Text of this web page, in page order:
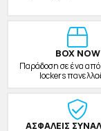
BOX NOW
Παράδοση σε ένα
lockers
ΑΣΦΑΛΕΙΣ